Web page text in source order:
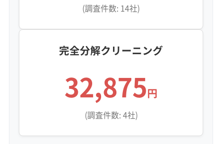
(調査件数: 14社)
完全分解クリーニング
32,875円
(調査件数: 4社)